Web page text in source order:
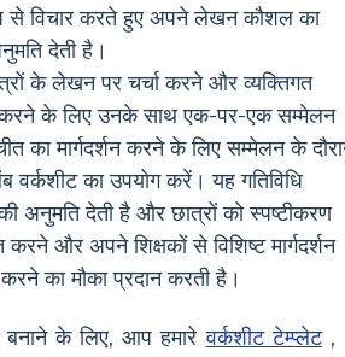
से विचार करते हुए अपने लेखन कौशल का
देती है।
के लेखन पर चर्चा करने और व्यक्तिगत
करने के लिए उनके साथ एक-पर-एक सम्मेलन
का मार्गदर्शन करने के लिए सम्मेलन के
वर्कशीट का उपयोग करें। यह गतिविधि
अनुमति देती है और छात्रों को स्पष्टीकरण
करने और अपने शिक्षकों से विशिष्ट मार्गदर्शन
का मौका प्रदान करती है।
के लिए, आप हमारेवर्कशीट टेम्प्लेट,